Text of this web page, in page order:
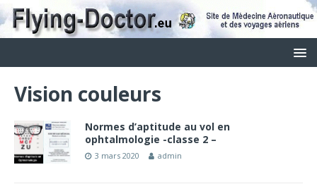
Vision couleurs
Normes d’aptitude au vol en
ophtalmologie -classe 2 –
3 mars 2020 admin